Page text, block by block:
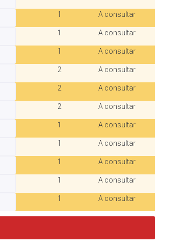
1 A consultar
1 A consultar
1 A consultar
2 A consultar
2 A consultar
2 A consultar
1 A consultar
1 A consultar
1 A consultar
1 A consultar
1 A consultar